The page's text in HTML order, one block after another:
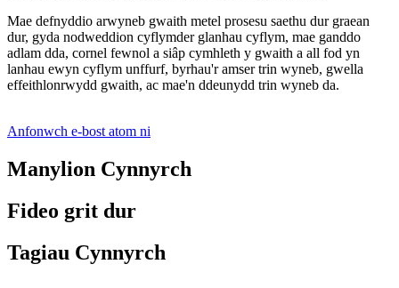
Mae defnyddio arwyneb gwaith metel prosesu saethu dur graean
dur, gyda nodweddion cyflymder glanhau cyflym, mae ganddo
adlam dda, cornel fewnol a siâp cymhleth y gwaith a all fod yn
lanhau ewyn cyflym unffurf, byrhau'r amser trin wyneb, gwella
effeithlonrwydd gwaith, ac mae'n ddeunydd trin wyneb da.
Anfonwch e-bost atom ni
Manylion Cynnyrch
Fideo grit dur
Tagiau Cynnyrch